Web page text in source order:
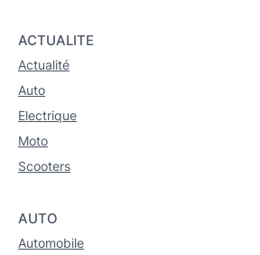
ACTUALITE
Actualité
Auto
Electrique
Moto
Scooters
AUTO
Automobile